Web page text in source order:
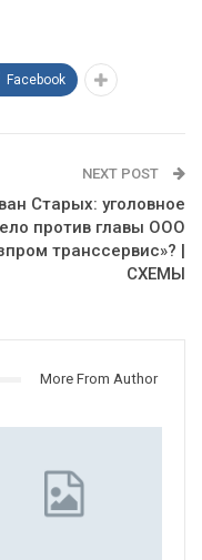
Facebook
NEXT POST
Старых: уголовное
против главы ООО
транссервис»? |
СХЕМЫ
More From Author